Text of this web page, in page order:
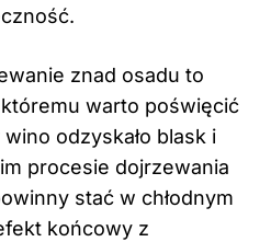
znad osadu to
warto poświęcić
odzyskało blask i
procesie dojrzewania
stać w chłodnym
końcowy z